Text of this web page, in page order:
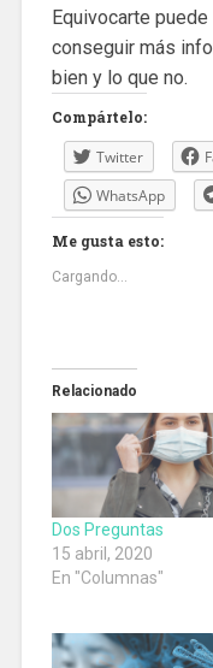
Equivocarte
conseguir más
bien y lo que no.
Compártelo:
Twitter
WhatsApp
Me gusta esto:
Cargando...
Relacionado
Dos Preguntas
15 abril, 2020
En "Columnas"